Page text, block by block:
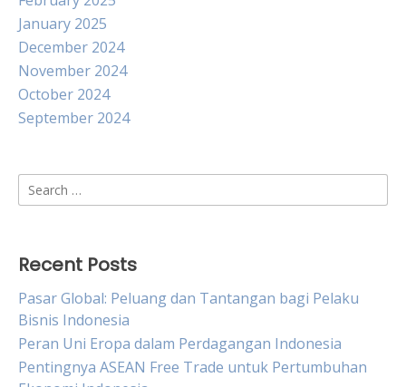
January 2025
December 2024
November 2024
October 2024
September 2024
Search
for:
Recent Posts
Pasar Global: Peluang dan Tantangan bagi Pelaku
Bisnis Indonesia
Peran Uni Eropa dalam Perdagangan Indonesia
Pentingnya ASEAN Free Trade untuk Pertumbuhan